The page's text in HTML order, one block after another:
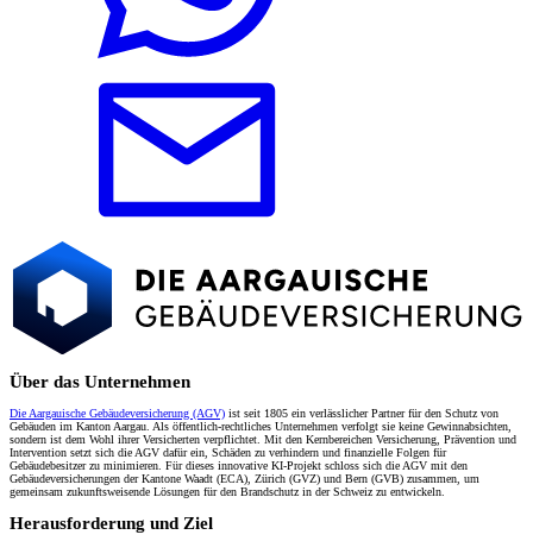
Über das Unternehmen
Die Aargauische Gebäudeversicherung (AGV) ist seit 1805 ein verlässlicher Partner für den Schutz von
Gebäuden im Kanton Aargau. Als öffentlich-rechtliches Unternehmen verfolgt sie keine Gewinnabsichten,
sondern ist dem Wohl ihrer Versicherten verpflichtet. Mit den Kernbereichen Versicherung, Prävention und
Intervention setzt sich die AGV dafür ein, Schäden zu verhindern und finanzielle Folgen für
Gebäudebesitzer zu minimieren. Für dieses innovative KI-Projekt schloss sich die AGV mit den
Gebäudeversicherungen der Kantone Waadt (ECA), Zürich (GVZ) und Bern (GVB) zusammen, um
gemeinsam zukunftsweisende Lösungen für den Brandschutz in der Schweiz zu entwickeln.
Herausforderung und Ziel